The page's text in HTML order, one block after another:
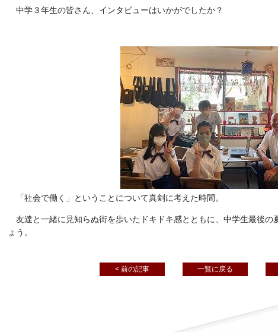
中学３年生の皆さん、インタビューはいかがでしたか？
「社会で働く」ということについて真剣に考えた時間。
友達と一緒に見知らぬ街を歩いたドキドキ感とともに、中学生最後の
ょう。
< 前の記事 一覧に戻る